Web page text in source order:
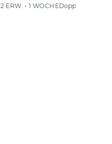
2 ERW. • 1 WOCHEDoppelzimmer